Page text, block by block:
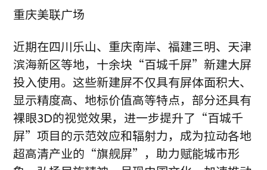
重庆美联广场
近期在四川乐山、重庆南岸、福建三明、天津
滨海新区等地，十余块“百城千屏”新建大屏
投入使用。这些新建屏不仅具有屏体面积大、
显示精度高、地标价值高等特点，部分还具有
裸眼3D的视觉效果，进一步提升了“百城千
屏”项目的示范效应和辐射力，成为拉动各地
超高清产业的“旗舰屏”，助力赋能城市形